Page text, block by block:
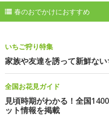
春のおでかけにおすすめ
いちご狩り特集
家族や友達を誘って新鮮な
全国お花見ガイド
見頃時期がわかる！全国
ット情報を掲載